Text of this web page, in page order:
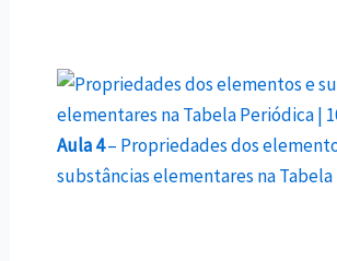
Aula 4– Propriedades dos
substâncias elementares na